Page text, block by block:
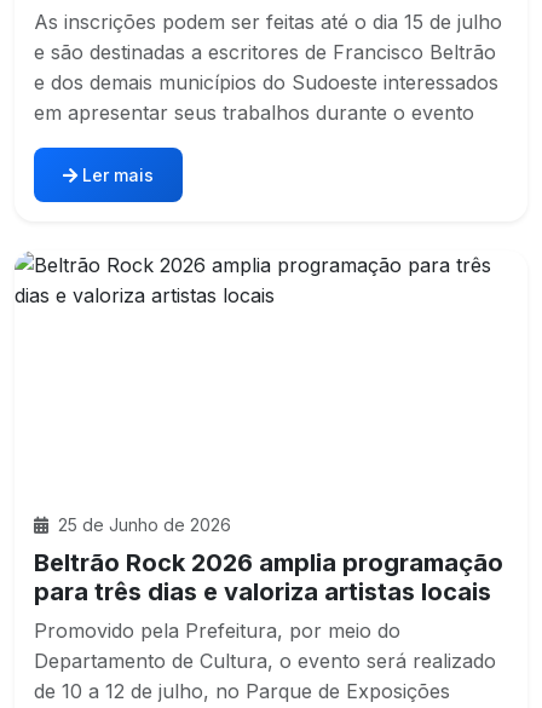
As inscrições podem ser feitas até o dia 15 de julho
e são destinadas a escritores de Francisco Beltrão
e dos demais municípios do Sudoeste interessados
em apresentar seus trabalhos durante o evento
Ler mais
25 de Junho de 2026
Beltrão Rock 2026 amplia programação
para três dias e valoriza artistas locais
Promovido pela Prefeitura, por meio do
Departamento de Cultura, o evento será realizado
de 10 a 12 de julho, no Parque de Exposições